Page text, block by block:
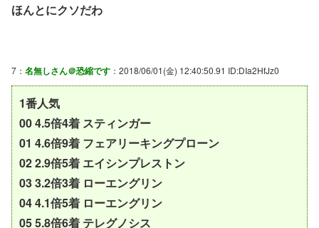
ほんとにクソだわ
7： 名無しさん＠恐縮です ：2018/06/01(金) 12:40:50.91 ID:DIa2HfJz0
1番人気
00 4.5倍4着 スティンガー
01 4.6倍9着 フェアリーキングプローン
02 2.9倍5着 エイシンプレストン
03 3.2倍3着 ローエングリン
04 4.1倍5着 ローエングリン
05 5.8倍6着 テレグノシス